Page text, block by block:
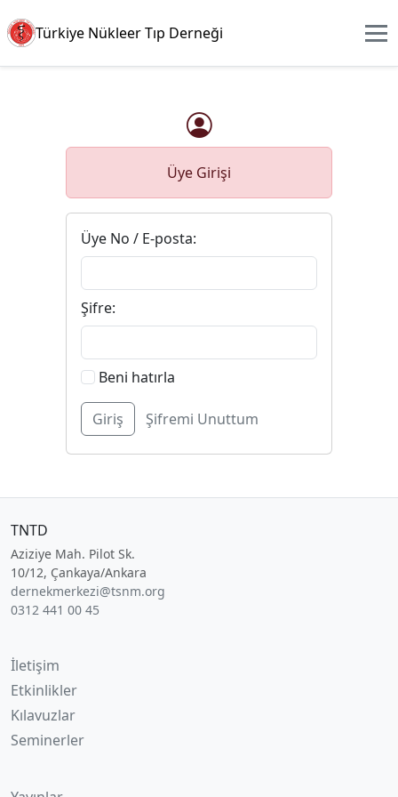
Türkiye Nükleer Tıp Derneği
Üye Girişi
Üye No / E-posta:
Şifre:
Beni hatırla
Şifremi Unuttum
TNTD
Aziziye Mah. Pilot Sk.
10/12, Çankaya/Ankara
dernekmerkezi@tsnm.org
0312 441 00 45
İletişim
Etkinlikler
Kılavuzlar
Seminerler